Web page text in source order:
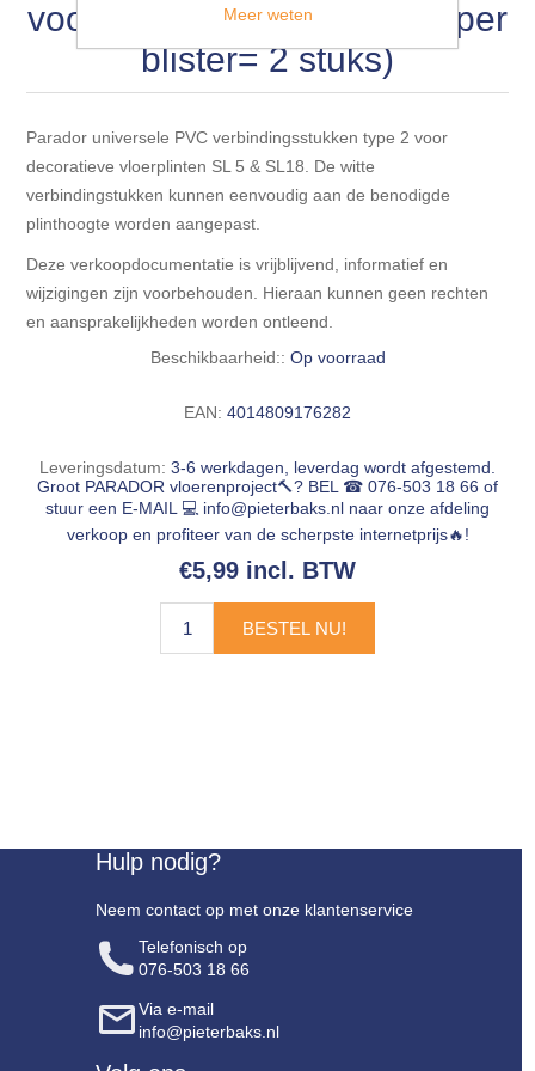
Blokhut opbouwservice
Gevelbekleding NORDHIIL® fijn diep zwart hout voor
prachtige gevels!
Gevelbekleding Fazawood
Gevelbekleding Woodritch
Gevelbekleding sioo:x & radiata-pine vulcan concept
Gevel-en dakrand bekleding Novalit outdoor® made by
SK Stemid kunststoffen
Gevelbekleding HDM outdoor ® weersbestendige
Toebehoren voor gevelbekleding
Scheepsbodem vloeren o.a. laminaat &
houtlamelparket
fineerparket
Ondervloeren/toebehoren voor SPC vinyl vloeren
Plinten
Aluminium profielen
Vloeren legservice door professionals
Luxe massief houten wandbekleding
voor plinten SL 5 & SL 18 (per
blister= 2 stuks)
Parador universele PVC verbindingsstukken type 2 voor
decoratieve vloerplinten SL 5 & SL18. De witte
verbindingstukken kunnen eenvoudig aan de benodigde
plinthoogte worden aangepast.
Deze verkoopdocumentatie is vrijblijvend, informatief en
wijzigingen zijn voorbehouden. Hieraan kunnen geen rechten
en aansprakelijkheden worden ontleend.
Beschikbaarheid:: Op voorraad
EAN: 4014809176282
Leveringsdatum: 3-6 werkdagen, leverdag wordt afgestemd.
Groot PARADOR vloerenproject🔨? BEL ☎ 076-503 18 66 of
stuur een E-MAIL 💻 info@pieterbaks.nl naar onze afdeling
verkoop en profiteer van de scherpste internetprijs🔥!
€5,99 incl. BTW
BESTEL NU!
Hulp nodig?
Neem contact op met onze klantenservice
Telefonisch op
076-503 18 66
Via e-mail
info@pieterbaks.nl
Meer weten